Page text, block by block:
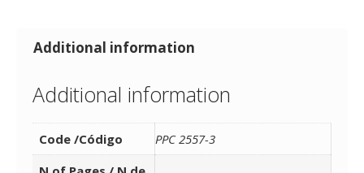
Additional information
Additional information
Code /Código
PPC 2557-3